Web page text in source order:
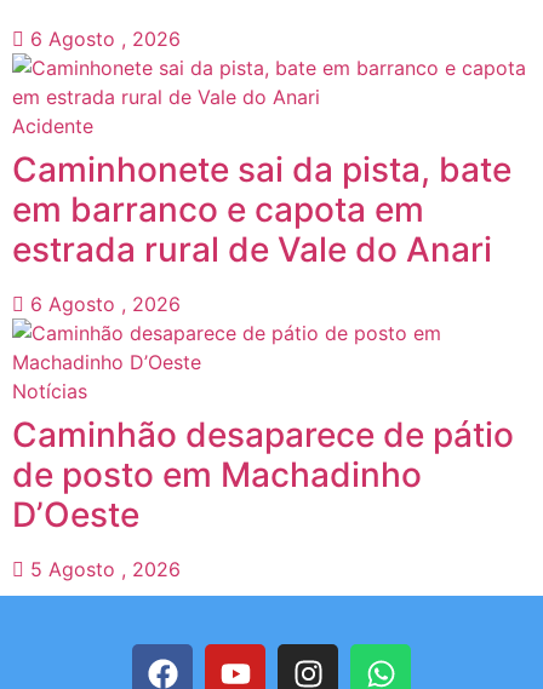
6 Agosto , 2026
Acidente
Caminhonete sai da pista, bate
em barranco e capota em
estrada rural de Vale do Anari
6 Agosto , 2026
Notícias
Caminhão desaparece de pátio
de posto em Machadinho
D’Oeste
5 Agosto , 2026